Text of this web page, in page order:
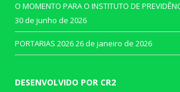
O MOMENTO PARA O INSTITUTO DE
30 de junho de 2026
PORTARIAS 202626 de janeiro de 2026
DESENVOLVIDO POR CR2